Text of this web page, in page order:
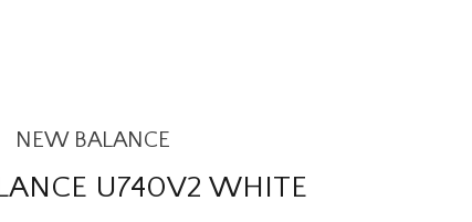
NEW BALANCE
U740V2 WHITE